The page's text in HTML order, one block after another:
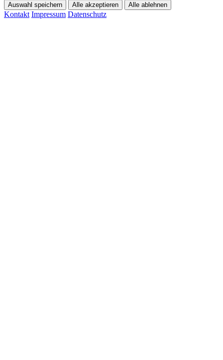
Auswahl speichern Alle akzeptieren Alle ablehnen
Kontakt Impressum Datenschutz